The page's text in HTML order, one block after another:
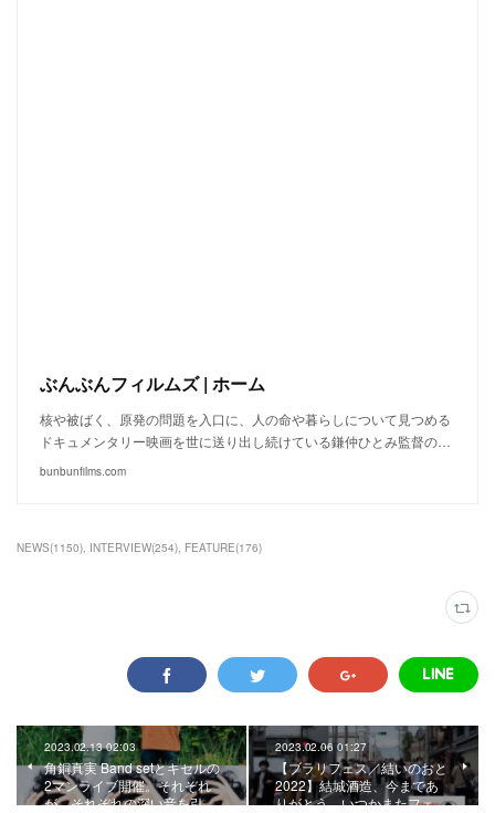
ぶんぶんフィルムズ | ホーム
核や被ばく、原発の問題を入口に、人の命や暮らしについて見つめる
ドキュメンタリー映画を世に送り出し続けている鎌仲ひとみ監督の…
bunbunfilms.com
NEWS(1150) INTERVIEW(254) FEATURE(176)
2023.02.13 02:03
角銅真実 Band setとキセルの
2マンライブ開催。それぞれ
が、それぞれの深い音を引…
2023.02.06 01:27
【ブラリフェス／結いのおと
2022】結城酒造、今まであ
りがとう。いつかまたフェ…